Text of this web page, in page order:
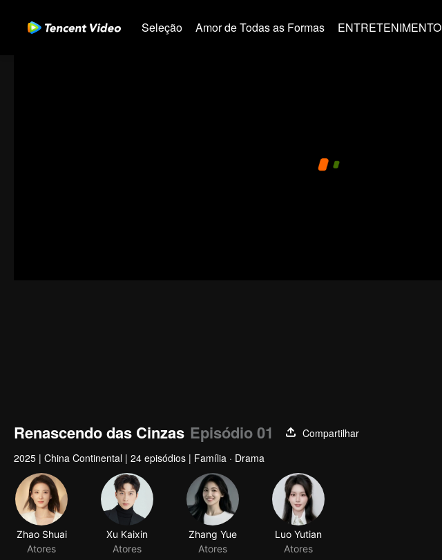
Seleção Amor de Todas as Formas ENTRETENIMENTO
Renascendo das Cinzas Episódio 01
Compartilhar
2025 | China Continental | 24 episódios | Família · Drama